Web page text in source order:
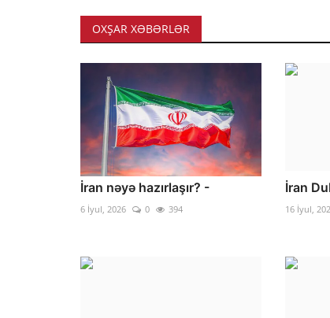
OXŞAR XƏBƏRLƏR
İran nəyə hazırlaşır? -
6 İyul, 2026 0 394
İran
16 İyul,